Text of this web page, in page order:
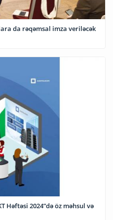
da rəqəmsal imza veriləcək
Həftəsi 2024”də öz məhsul və